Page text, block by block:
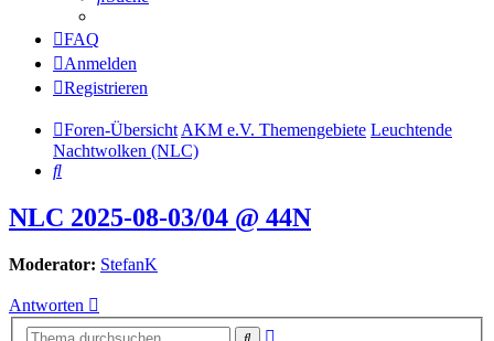
FAQ
Anmelden
Registrieren
Foren-Übersicht AKM e.V. Themengebiete Leuchtende
Nachtwolken (NLC)
Suche
NLC 2025-08-03/04 @ 44N
Moderator: StefanK
Antworten
Suche